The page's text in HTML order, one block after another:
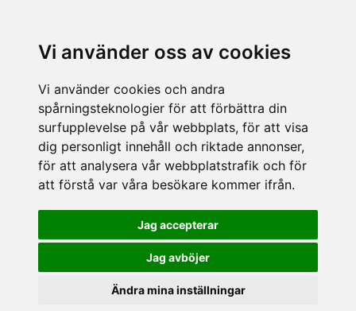
Vi använder oss av cookies
Vi använder cookies och andra
spårningsteknologier för att förbättra din
surfupplevelse på vår webbplats, för att visa
dig personligt innehåll och riktade annonser,
för att analysera vår webbplatstrafik och för
att förstå var våra besökare kommer ifrån.
Jag accepterar
Jag avböjer
Ändra mina inställningar